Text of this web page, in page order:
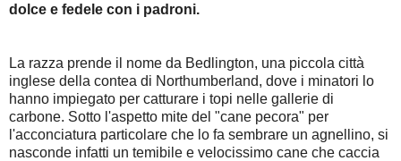
dolce e fedele con i padroni.
La razza prende il nome da Bedlington, una piccola città
inglese della contea di Northumberland, dove i minatori lo
hanno impiegato per catturare i topi nelle gallerie di
carbone. Sotto l'aspetto mite del "cane pecora" per
l'acconciatura particolare che lo fa sembrare un agnellino, si
nasconde infatti un temibile e velocissimo cane che caccia